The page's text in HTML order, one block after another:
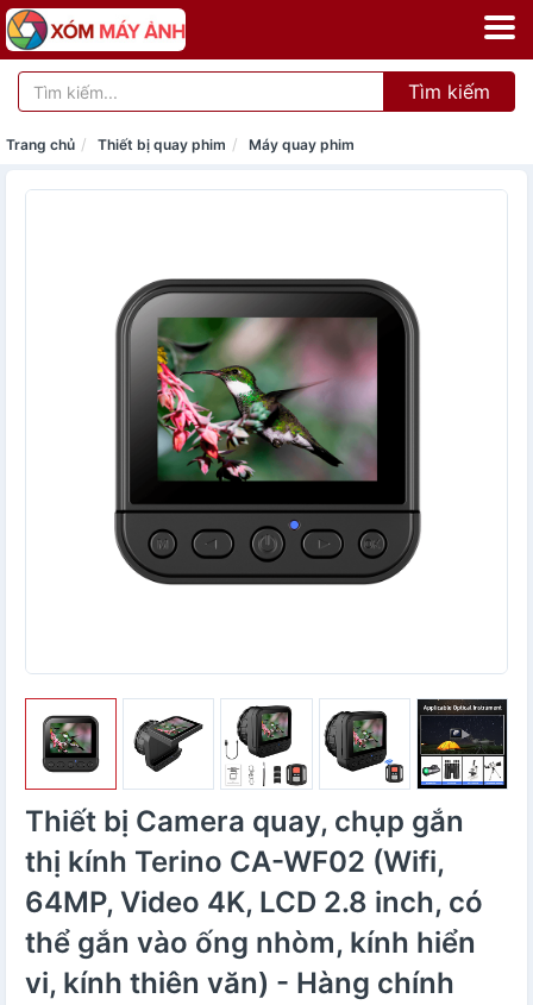
Tìm kiếm
Trang chủ Thiết bị quay phim Máy quay phim
Thiết bị Camera quay, chụp gắn
thị kính Terino CA-WF02 (Wifi,
64MP, Video 4K, LCD 2.8 inch, có
thể gắn vào ống nhòm, kính hiển
vi, kính thiên văn) - Hàng chính